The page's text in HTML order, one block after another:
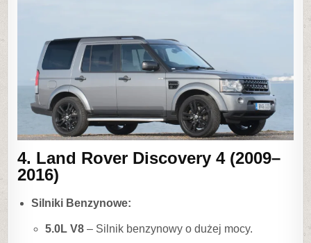
4. Land Rover Discovery 4 (2009–
2016)
Silniki Benzynowe:
5.0L V8 – Silnik benzynowy o dużej mocy.